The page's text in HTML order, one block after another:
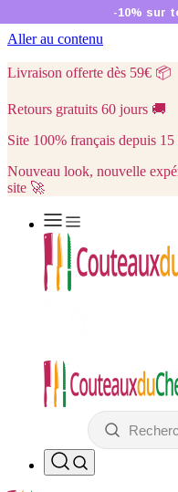
Aller au contenu
Livraison offerte dès 59€ 📦
Retours gratuits 60 jours 🚚
Site 100% français depuis
Nouveau look, nouvelle
site 🚀